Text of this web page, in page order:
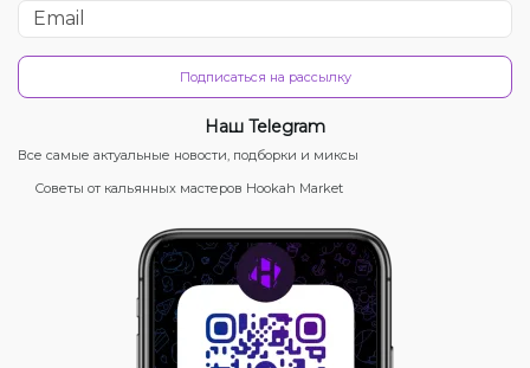
Подписаться на рассылку
Наш Telegram
Все самые актуальные новости, подборки и миксы
Советы от кальянных мастеров Hookah Market